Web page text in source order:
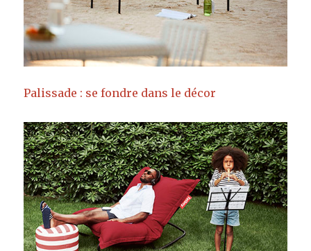
Palissade : se fondre dans le décor